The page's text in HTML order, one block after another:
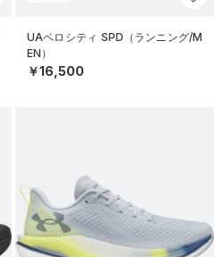
UAベロシティ SPD（ランニング/M
EN）
￥16,500